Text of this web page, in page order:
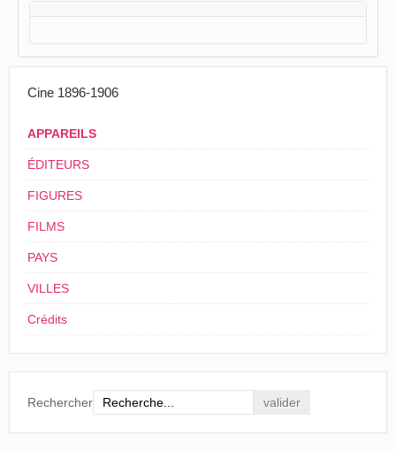
Cine 1896-1906
APPAREILS
ÉDITEURS
FIGURES
FILMS
PAYS
VILLES
Crédits
Rechercher